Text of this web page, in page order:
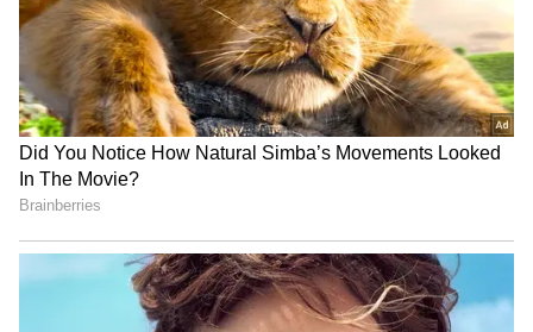
Image Credit :X
బ్యాంకు NOC, ఫామ్ 35 అడగండి
వాహనం లోన్ మొత్తం తిరిగి చెల్లించేశానని అమ్మకందారుడు
చెబితే కేవలం ఆ నోటిమాటలు నమ్మొద్దు. బ్యాంకు లేదా
ఫైనాన్స్ సంస్థ జారీ చేసిన ఒరిజనల్ NOC, ఫామ్ 35 కాపీని